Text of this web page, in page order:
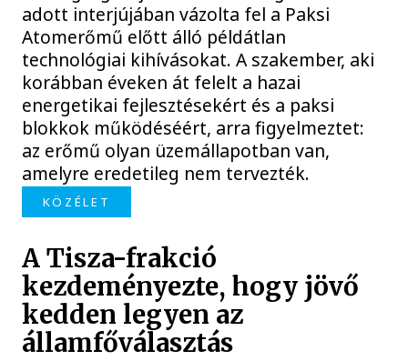
adott interjújában vázolta fel a Paksi
Atomerőmű előtt álló példátlan
technológiai kihívásokat. A szakember, aki
korábban éveken át felelt a hazai
energetikai fejlesztésekért és a paksi
blokkok működéséért, arra figyelmeztet:
az erőmű olyan üzemállapotban van,
amelyre eredetileg nem tervezték.
KÖZÉLET
A Tisza-frakció
kezdeményezte, hogy jövő
kedden legyen az
államfőválasztás